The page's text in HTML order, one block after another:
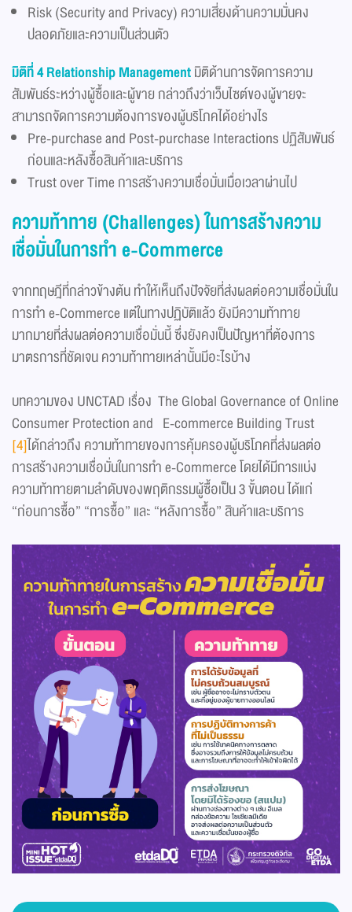
Risk (Security and Privacy) ความเสี่ยงด้านความมั่นคง
ปลอดภัยและความเป็นส่วนตัว
มิติที่ 4 Relationship Managementมิติด้านการจัดการความ
สัมพันธ์ระหว่างผู้ซื้อและผู้ขาย กล่าวถึงว่าเว็บไซต์ของผู้ขายจะ
สามารถจัดการความต้องการของผู้บริโภคได้อย่างไร
Pre-purchase and Post-purchase Interactions ปฏิสัมพันธ์
ก่อนและหลังซื้อสินค้าและบริการ
Trust over Time การสร้างความเชื่อมั่นเมื่อเวลาผ่านไป
ความท้าทาย(Challenges)ในการสร้างความ
เชื่อมั่นในการทำe-Commerce
จากทฤษฎีที่กล่าวข้างต้น ทำให้เห็นถึงปัจจัยที่ส่งผลต่อความเชื่อมั่นใน
การทำ e-Commerce แต่ในทางปฏิบัติแล้ว ยังมีความท้าทาย
มากมายที่ส่งผลต่อความเชื่อมั่นนี้ ซึ่งยังคงเป็นปัญหาที่ต้องการ
มาตรการที่ชัดเจน ความท้าทายเหล่านั้นมีอะไรบ้าง
บทความของ UNCTAD เรื่อง The Global Governance of Online
Consumer Protection and E-commerce Building Trust
[4]ได้กล่าวถึง ความท้าทายของการคุ้มครองผู้บริโภคที่ส่งผลต่อ
การสร้างความเชื่อมั่นในการทำ e-Commerce โดยได้มีการแบ่ง
ความท้าทายตามลำดับของพฤติกรรมผู้ซื้อเป็น 3 ขั้นตอน ได้แก่
“ก่อนการซื้อ” “การซื้อ” และ “หลังการซื้อ” สินค้าและบริการ